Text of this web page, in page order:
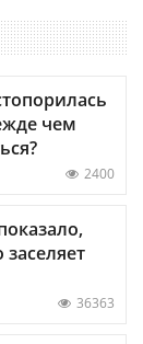
чем
2400
36363